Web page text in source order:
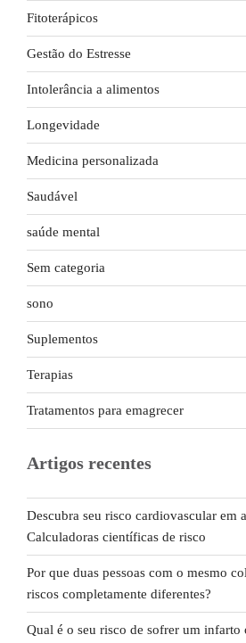
Fitoterápicos
Gestão do Estresse
Intolerância a alimentos
Longevidade
Medicina personalizada
Saudável
saúde mental
Sem categoria
sono
Suplementos
Terapias
Tratamentos para emagrecer
Artigos recentes
Descubra seu risco cardiovascular em
Calculadoras científicas de risco
Por que duas pessoas com o mesmo
riscos completamente diferentes?
Qual é o seu risco de sofrer um infarto